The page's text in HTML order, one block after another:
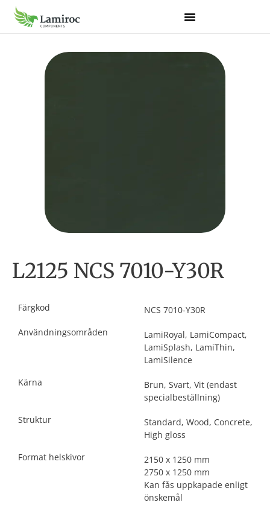
L2125 NCS 7010-Y30R
Färgkod
NCS 7010-Y30R
Användningsområden
LamiRoyal, LamiCompact,
LamiSplash, LamiThin,
LamiSilence
Kärna
Brun, Svart, Vit (endast
specialbeställning)
Struktur
Standard, Wood, Concrete,
High gloss
Format helskivor
2150 x 1250 mm
2750 x 1250 mm
Kan fås uppkapade enligt
önskemål